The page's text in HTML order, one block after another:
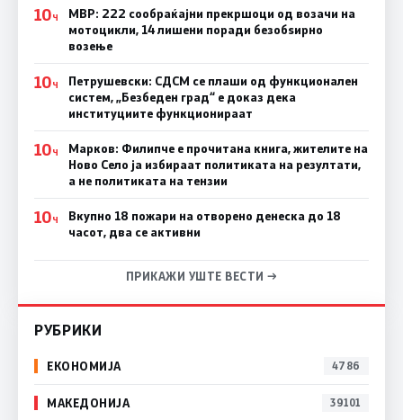
10Ч
МВР: 222 сообраќајни прекршоци од возачи на
мотоцикли, 14 лишени поради безобѕирно
возење
10Ч
Петрушевски: СДСМ се плаши од функционален
систем, „Безбеден град“ е доказ дека
институциите функционираат
10Ч
Марков: Филипче е прочитана книга, жителите на
Ново Село ја избираат политиката на резултати,
а не политиката на тензии
10Ч
Вкупно 18 пожари на отворено денеска до 18
часот, два се активни
ПРИКАЖИ УШТЕ ВЕСТИ →
РУБРИКИ
ЕКОНОМИЈА 4786
МАКЕДОНИЈА 39101